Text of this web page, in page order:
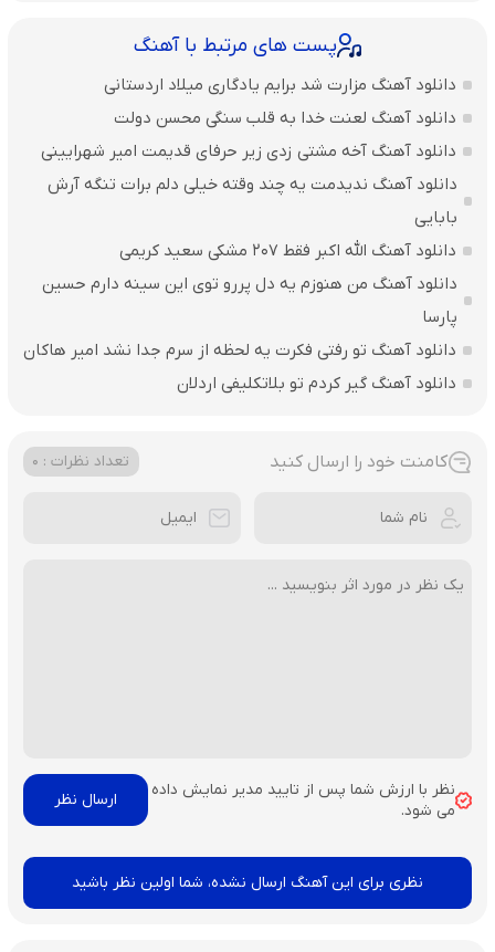
پست های مرتبط با آهنگ
دانلود آهنگ مزارت شد برایم یادگاری میلاد اردستانی
دانلود آهنگ لعنت خدا به قلب سنگی محسن دولت
دانلود آهنگ آخه مشتی زدی زیر حرفای قدیمت امیر شهرایینی
دانلود آهنگ ندیدمت یه چند وقته خیلی دلم برات تنگه آرش
بابایی
دانلود آهنگ الله اکبر فقط 207 مشکی سعید کریمی
دانلود آهنگ من هنوزم یه دل پررو توی این سینه دارم حسین
پارسا
دانلود آهنگ تو رفتی فکرت یه لحظه از سرم جدا نشد امیر هاکان
دانلود آهنگ گیر کردم تو بلاتکلیفی اردلان
کامنت خود را ارسال کنید تعداد نظرات : 0
نظر با ارزش شما پس از تایید مدیر نمایش داده
می شود.
نظری برای این آهنگ ارسال نشده، شما اولین نظر باشید